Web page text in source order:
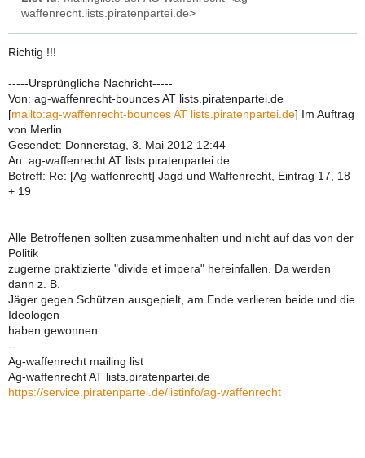
waffenrecht.lists.piratenpartei.de>
Richtig !!!
-----Ursprüngliche Nachricht-----
Von: ag-waffenrecht-bounces AT lists.piratenpartei.de
[mailto:ag-waffenrecht-bounces AT lists.piratenpartei.de] Im Auftrag
von Merlin
Gesendet: Donnerstag, 3. Mai 2012 12:44
An: ag-waffenrecht AT lists.piratenpartei.de
Betreff: Re: [Ag-waffenrecht] Jagd und Waffenrecht, Eintrag 17, 18
+ 19
Alle Betroffenen sollten zusammenhalten und nicht auf das von der
Politik
zugerne praktizierte "divide et impera" hereinfallen. Da werden
dann z. B.
Jäger gegen Schützen ausgepielt, am Ende verlieren beide und die
Ideologen
haben gewonnen.
--
Ag-waffenrecht mailing list
Ag-waffenrecht AT lists.piratenpartei.de
https://service.piratenpartei.de/listinfo/ag-waffenrecht